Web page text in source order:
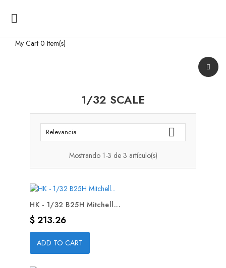

My Cart 0 Item(s)
1/32 SCALE
Relevancia 
Mostrando 1-3 de 3 artículo(s)
HK - 1/32 B25H Mitchell...
Precio
$ 213.26
ADD TO CART